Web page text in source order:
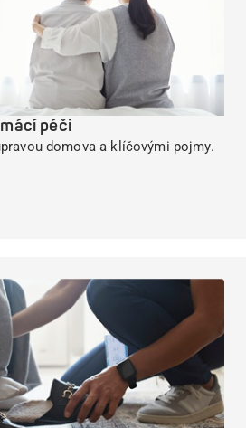
péči
domova a klíčovými pojmy.